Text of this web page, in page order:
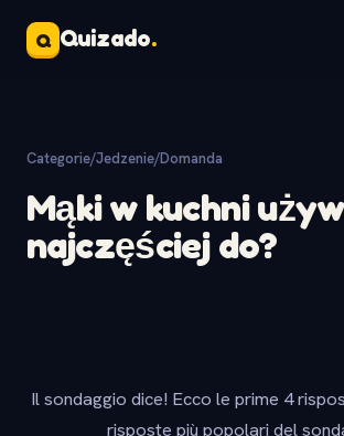
Q Quizado.
Categorie/Jedzenie/Domanda
Mąki w kuchni
najczęściej do?
Il sondaggio dice! Ecco le prime 4
risposte più popolari del